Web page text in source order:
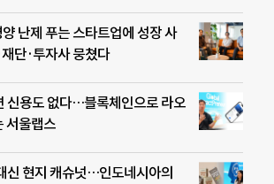
난제 푸는 스타트업에 성장 사
단·투자사 뭉쳤다
신용도 없다…블록체인으로 라오
서울랩스
신 현지 캐슈넛…인도네시아의